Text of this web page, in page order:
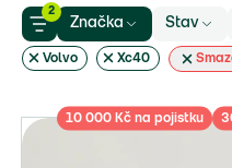
2
Značka Stav
Volvo Xc40
10 000 Kč na pojistku